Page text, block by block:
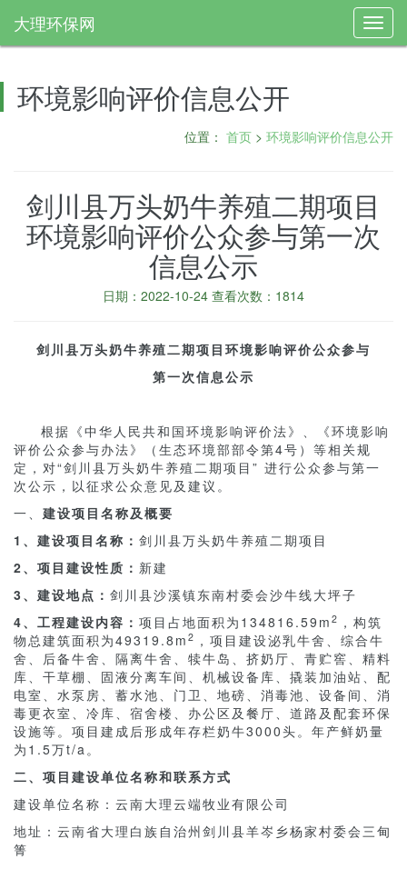
大理环保网
环境影响评价信息公开
位置： 首页 > 环境影响评价信息公开
剑川县万头奶牛养殖二期项目
环境影响评价公众参与第一次
信息公示
日期：2022-10-24 查看次数：1814
剑川县万头奶牛养殖二期项目 环境影响评价公众参与
第一次信息公示
根据《中华人民共和国环境影响评价法》、《环境影响
评价公众参与办法》（生态环境部部令第4号）等相关规
定，对“剑川县万头奶牛养殖二期项目” 进行公众参与第一
次公示，以征求公众意见及建议。
一、 建设项目名称及概要
1 、建设项目名称： 剑川县万头奶牛养殖二期项目
2、项目建设性质： 新建
3、建设地点： 剑川县沙溪镇东南村委会沙牛线大坪子
4、工程建设内容： 项目占地面积为134816.59m 2 ，构筑
物总建筑面积为49319.8m 2 ，项目建设泌乳牛舍、综合牛
舍、后备牛舍、隔离牛舍、犊牛岛、挤奶厅、青贮窖、精料
库、干草棚、固液分离车间、机械设备库、撬装加油站、配
电室、水泵房、蓄水池、门卫、地磅、消毒池、设备间、消
毒更衣室、冷库、宿舍楼、办公区及餐厅、道路及配套环保
设施等。项目建成后形成年存栏奶牛3000头。年产鲜奶量
为1.5万t/a。
二、项目建设单位名称和联系方式
建设单位名称：云南大理云端牧业有限公司
地址：云南省大理白族自治州剑川县羊岑乡杨家村委会三甸
箐